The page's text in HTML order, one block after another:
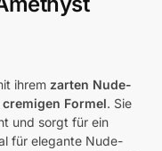
ihrem zarten Nude-
Formel. Sie
und sorgt für ein
für elegante Nude-